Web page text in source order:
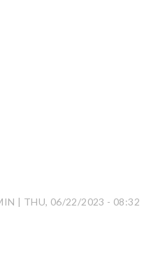
| THU, 06/22/2023 - 08:32